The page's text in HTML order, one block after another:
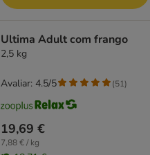
Ultima Adult com frango
2,5 kg
19,69 €
7,88 € / kg
Avaliar: 4.5/5 (51)